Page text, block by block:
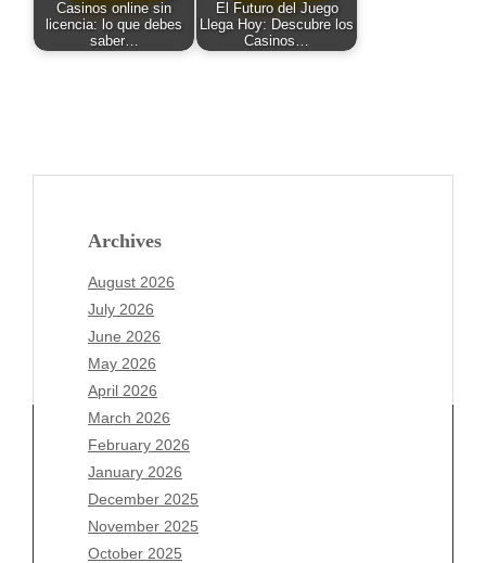
Casinos online sin
licencia: lo que debes
saber…
El Futuro del Juego
Llega Hoy: Descubre los
Casinos…
Archives
August 2026
July 2026
June 2026
May 2026
April 2026
March 2026
February 2026
January 2026
December 2025
November 2025
October 2025
Archives
August 2026